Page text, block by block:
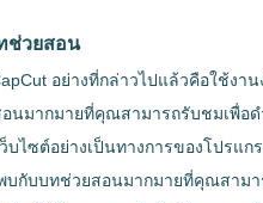
ช่วยสอน
อย่างที่กล่าวไปแล้วคือใช้งา
นมากมายที่คุณสามารถรับชมเพื่อด
บไซต์อย่างเป็นทางการของโปรแก
บกับบทช่วยสอนมากมายที่คุณสามา